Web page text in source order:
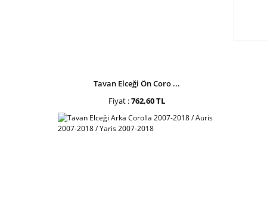
Tavan Elceği Ön Coro ...
Fiyat :762,60 TL